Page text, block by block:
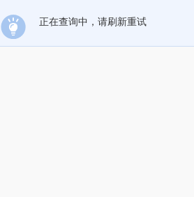
正在查询中，请刷新重试